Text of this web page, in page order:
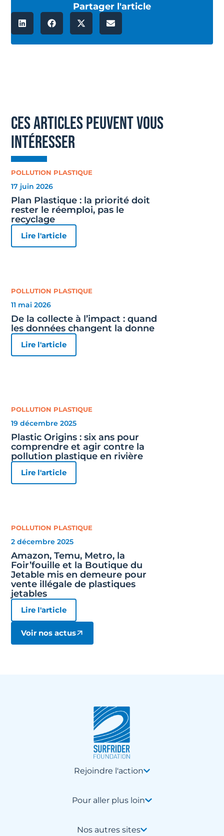
Partager l'article
ces articles peuvent vous
intéresser
POLLUTION PLASTIQUE
17 juin 2026
Plan Plastique : la priorité doit
rester le réemploi, pas le
recyclage
Lire l'article
POLLUTION PLASTIQUE
11 mai 2026
De la collecte à l’impact : quand
les données changent la donne
Lire l'article
POLLUTION PLASTIQUE
19 décembre 2025
Plastic Origins : six ans pour
comprendre et agir contre la
pollution plastique en rivière
Lire l'article
POLLUTION PLASTIQUE
2 décembre 2025
Amazon, Temu, Metro, la
Foir’fouille et la Boutique du
Jetable mis en demeure pour
vente illégale de plastiques
jetables
Lire l'article
Voir nos actus
Rejoindre l'action
Pour aller plus loin
Nos autres sites